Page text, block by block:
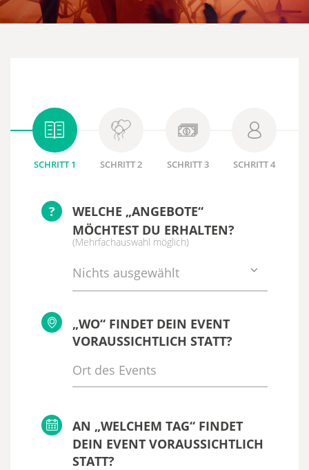
SCHRITT 1 SCHRITT 2 SCHRITT 3 SCHRITT 4
?
WELCHE „ANGEBOTE“
MÖCHTEST DU ERHALTEN?
(Mehrfachauswahl möglich)
Nichts ausgewählt
„WO“ FINDET DEIN EVENT
VORAUSSICHTLICH STATT?
AN „WELCHEM TAG“ FINDET
DEIN EVENT VORAUSSICHTLICH
STATT?